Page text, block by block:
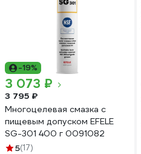
-19%
3 073 ₽
3 795 ₽
Многоцелевая смазка с
пищевым допуском EFELE
SG-301 400 г 0091082
5(17)